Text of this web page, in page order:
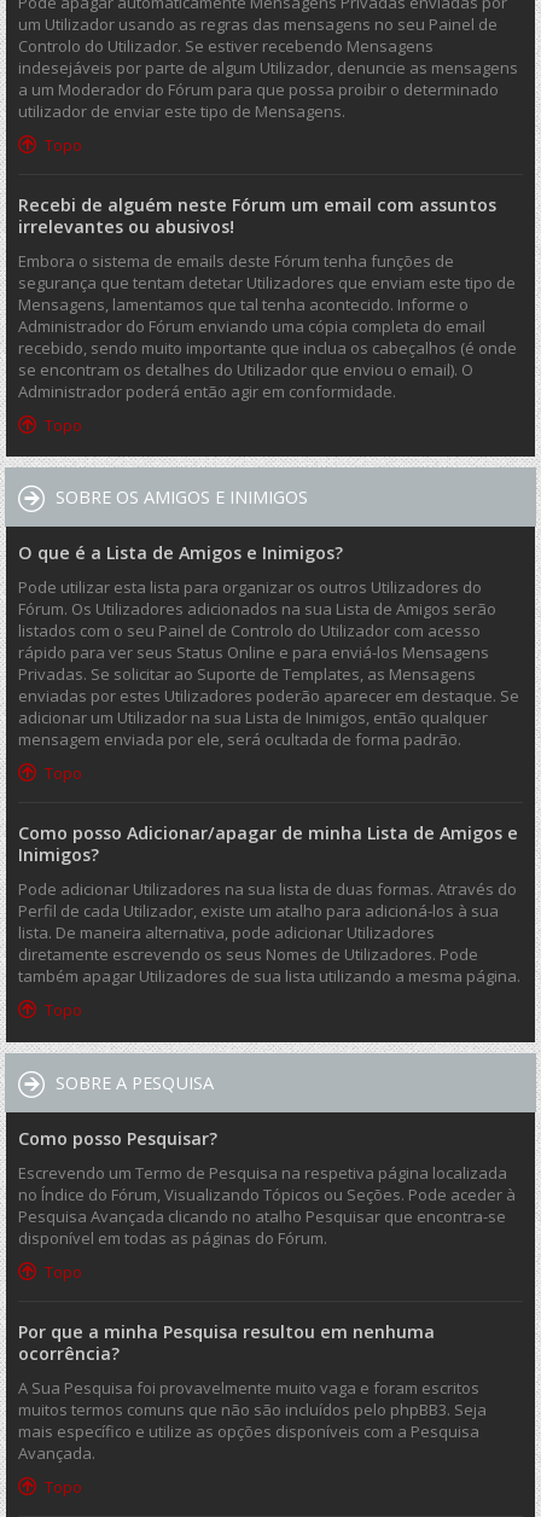
um Utilizador usando as regras das mensagens no seu Painel de
Controlo do Utilizador. Se estiver recebendo Mensagens
indesejáveis por parte de algum Utilizador, denuncie as mensagens
a um Moderador do Fórum para que possa proibir o determinado
utilizador de enviar este tipo de Mensagens.
Topo
Recebi de alguém neste Fórum um email com assuntos
irrelevantes ou abusivos!
Embora o sistema de emails deste Fórum tenha funções de
segurança que tentam detetar Utilizadores que enviam este tipo de
Mensagens, lamentamos que tal tenha acontecido. Informe o
Administrador do Fórum enviando uma cópia completa do email
recebido, sendo muito importante que inclua os cabeçalhos (é onde
se encontram os detalhes do Utilizador que enviou o email). O
Administrador poderá então agir em conformidade.
Topo
SOBRE OS AMIGOS E INIMIGOS
O que é a Lista de Amigos e Inimigos?
Pode utilizar esta lista para organizar os outros Utilizadores do
Fórum. Os Utilizadores adicionados na sua Lista de Amigos serão
listados com o seu Painel de Controlo do Utilizador com acesso
rápido para ver seus Status Online e para enviá-los Mensagens
Privadas. Se solicitar ao Suporte de Templates, as Mensagens
enviadas por estes Utilizadores poderão aparecer em destaque. Se
adicionar um Utilizador na sua Lista de Inimigos, então qualquer
mensagem enviada por ele, será ocultada de forma padrão.
Topo
Como posso Adicionar/apagar de minha Lista de Amigos e
Inimigos?
Pode adicionar Utilizadores na sua lista de duas formas. Através do
Perfil de cada Utilizador, existe um atalho para adicioná-los à sua
lista. De maneira alternativa, pode adicionar Utilizadores
diretamente escrevendo os seus Nomes de Utilizadores. Pode
também apagar Utilizadores de sua lista utilizando a mesma página.
Topo
SOBRE A PESQUISA
Como posso Pesquisar?
Escrevendo um Termo de Pesquisa na respetiva página localizada
no Índice do Fórum, Visualizando Tópicos ou Seções. Pode aceder à
Pesquisa Avançada clicando no atalho Pesquisar que encontra-se
disponível em todas as páginas do Fórum.
Topo
Por que a minha Pesquisa resultou em nenhuma
ocorrência?
A Sua Pesquisa foi provavelmente muito vaga e foram escritos
muitos termos comuns que não são incluídos pelo phpBB3. Seja
mais específico e utilize as opções disponíveis com a Pesquisa
Avançada.
Topo